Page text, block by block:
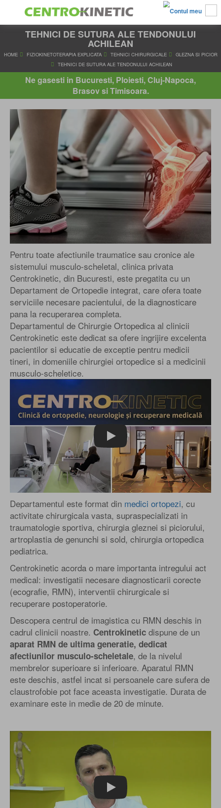
TEHNICI DE SUTURA ALE TENDONULUI
ACHILEAN
FIZIOKINETOTERAPIA EXPLICATA TEHNICI CHIRURGICALE
TEHNICI DE SUTURA ALE TENDONULUI ACHILEAN
Ne gasesti in Bucuresti, Ploiesti, Cluj-Napoca,
Brasov si Timisoara.
Pentru toate afectiunile traumatice sau cronice ale
sistemului musculo-scheletal, clinica privata
Centrokinetic, din Bucuresti, este pregatita cu un
Departament de Ortopedie integrat, care ofera toate
serviciile necesare pacientului, de la diagnosticare
pana la recuperarea completa.
Departamentul de Chirurgie Ortopedica al clinicii
Centrokinetic este dedicat sa ofere ingrijire excelenta
pacientilor si educatie de exceptie pentru medicii
tineri, in domeniile chirurgiei ortopedice si a medicinii
musculo-scheletice.
Play
Departamentul este format din medici ortopezi, cu
activitate chirurgicala vasta, supraspecializati in
traumatologie sportiva, chirurgia gleznei si piciorului,
artroplastia de genunchi si sold, chirurgia ortopedica
pediatrica.
Centrokinetic acorda o mare importanta intregului act
medical: investigatii necesare diagnosticarii corecte
(ecografie, RMN), interventii chirurgicale si
recuperare postoperatorie.
Descopera centrul de imagistica cu RMN deschis in
cadrul clinicii noastre. Centrokinetic dispune de un
aparat RMN de ultima generatie, dedicat
afectiunilor musculo-scheletale, de la nivelul
membrelor superioare si inferioare. Aparatul RMN
este deschis, astfel incat si persoanele care sufera de
claustrofobie pot face aceasta investigatie. Durata de
examinare este in medie de 20 de minute.
Play